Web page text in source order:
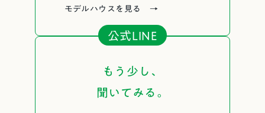
モデルハウスを見る →
公式LINE
もう少し、
聞いてみる。